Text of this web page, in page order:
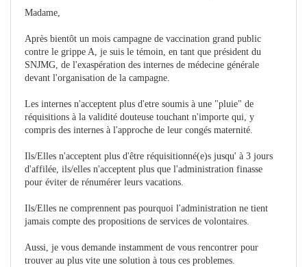
Madame,
Après bientôt un mois campagne de vaccination grand public
contre le grippe A, je suis le témoin, en tant que président du
SNJMG, de l'exaspération des internes de médecine générale
devant l'organisation de la campagne.
Les internes n'acceptent plus d'etre soumis à une "pluie" de
réquisitions à la validité douteuse touchant n'importe qui, y
compris des internes à l'approche de leur congés maternité.
Ils/Elles n'acceptent plus d'être réquisitionné(e)s jusqu' à 3 jours
d'affilée, ils/elles n'acceptent plus que l'administration finasse
pour éviter de rénumérer leurs vacations.
Ils/Elles ne comprennent pas pourquoi l'administration ne tient
jamais compte des propositions de services de volontaires.
Aussi, je vous demande instamment de vous rencontrer pour
trouver au plus vite une solution à tous ces problemes.